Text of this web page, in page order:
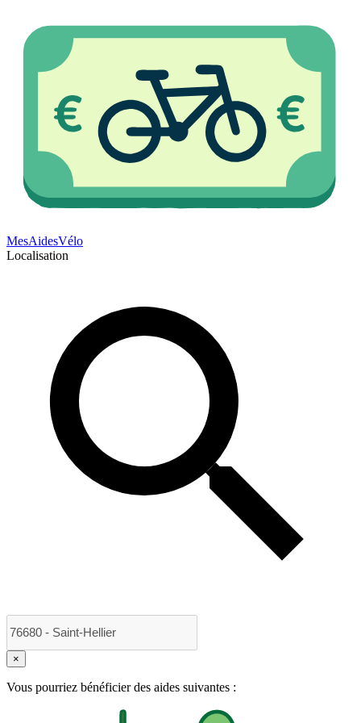
MesAidesVélo
Localisation
×
Vous pourriez bénéficier des aides suivantes :